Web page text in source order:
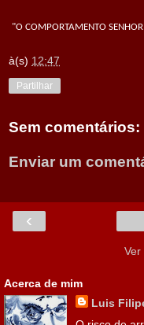
"O COMPORTAMENTO
à(s) 12:47
Partilhar
Sem comentários:
Enviar um
‹
Ver
Acerca de mim
Luis